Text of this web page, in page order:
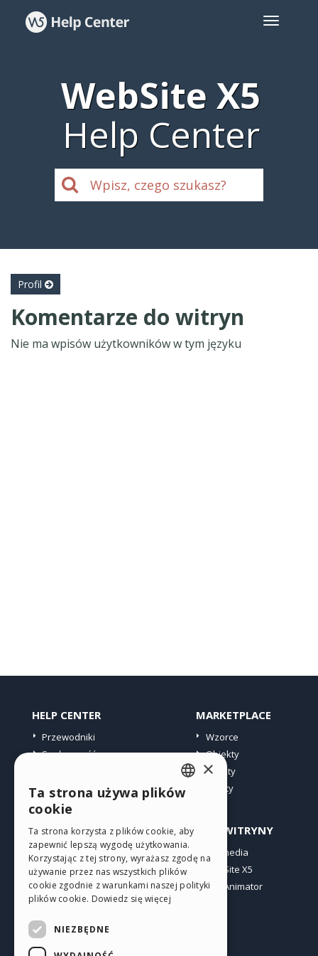
WebSite X5
Help Center
Profil
Komentarze do witryn
Nie ma wpisów użytkowników w tym języku
HELP CENTER
Przewodniki
Społeczność
MARKETPLACE
Wzorce
Obiekty
Punkty
Oferty
PROFIL
Moje wpisy
Moje licencje
Pobieranie
Web hosting
INNE WITRYNY
Incomedia
WebSite X5
WebAnimator
ENGLISH
GERMAN
SPANISH
PORTUGUESE
×
Ta strona używa plików
cookie
Ta strona korzysta z plików cookie, aby
zapewnić lepszą wygodę użytkowania.
Korzystając z tej strony, wyrażasz zgodę na
używanie przez nas wszystkich plików
cookie zgodnie z warunkami naszej polityki
plików cookie. Dowiedz się więcej
NIEZBĘDNE